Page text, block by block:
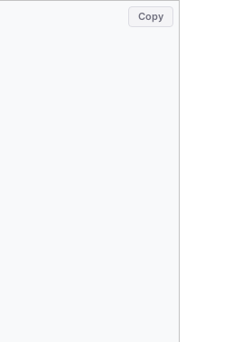
Copy